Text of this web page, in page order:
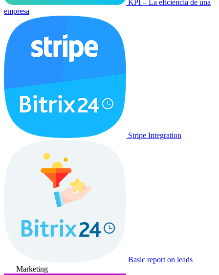
KPI – La eficiencia de una
empresa
Stripe Integration
Basic report on leads
Marketing